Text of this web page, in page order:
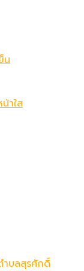
น
าใส
ำบลสุรศักดิ์